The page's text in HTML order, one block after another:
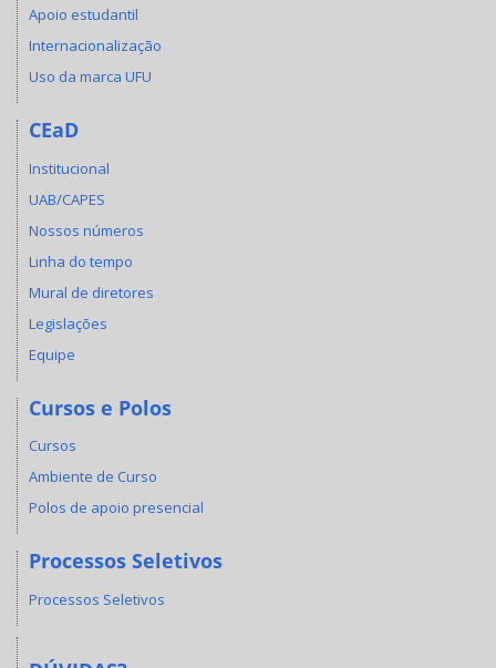
Apoio estudantil
Internacionalização
Uso da marca UFU
CEaD
Institucional
UAB/CAPES
Nossos números
Linha do tempo
Mural de diretores
Legislações
Equipe
Cursos e Polos
Cursos
Ambiente de Curso
Polos de apoio presencial
Processos Seletivos
Processos Seletivos